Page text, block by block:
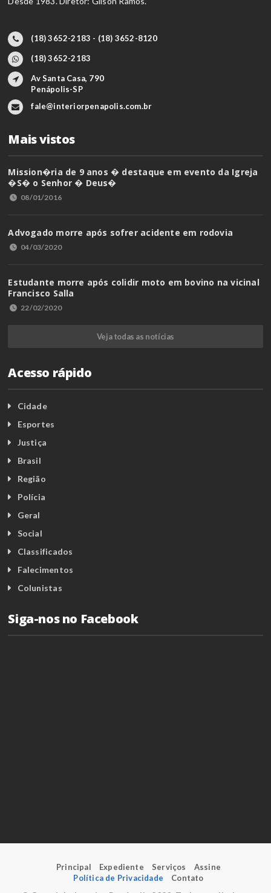
(18) 3652-2183 - (18) 3652-8120
(18) 3652-2183
Av Santa Casa, 790
Penápolis-SP
fale@interiorpenapolis.com.br
Mais vistos
Mission�ria de 9 anos � destaque em evento da Igreja
�S� o Senhor � Deus�
08/01/2016
Advogado morre após sofrer acidente em rodovia
04/03/2020
Estudante morre após colidir moto em bovino na vicinal
Francisco Salla
22/02/2020
Veja todas as notícias
Acesso rápido
Cidade
Esportes
Justiça
Brasil
Região
Polícia
Geral
Social
Classificados
Falecimentos
Colunistas
Siga-nos no Facebook
Principal Expediente Serviços
Assine
Política de Privacidade
Contato